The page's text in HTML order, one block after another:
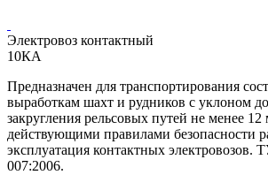
Электровоз контактный
10КА
Предназначен для транспортирования
выработкам шахт и рудников с уклоном
закругления рельсовых путей не менее
действующими правилами безопасности
эксплуатация контактных электровозов.
007:2006.